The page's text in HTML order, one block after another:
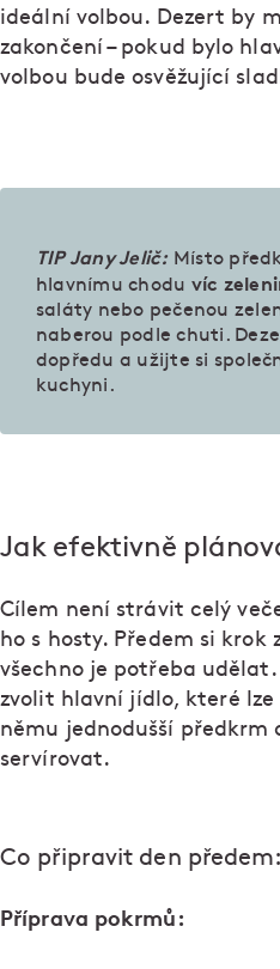
ideální volbou. Dezert by
zakončení – pokud bylo
volbou bude osvěžující
TIP Jany Jelič: Místo
hlavnímu chodu víc
saláty nebo pečenou
naberou podle chuti.
dopředu a užijte si
kuchyni.
Jak efektivně
Cílem není strávit celý
ho s hosty. Předem si krok
všechno je potřeba
zvolit hlavní jídlo, které
němu jednodušší
servírovat.
Co připravit den předem:
Příprava pokrmů: